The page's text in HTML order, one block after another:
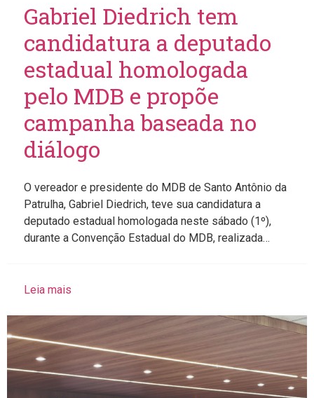
Gabriel Diedrich tem
candidatura a deputado
estadual homologada
pelo MDB e propõe
campanha baseada no
diálogo
O vereador e presidente do MDB de Santo Antônio da
Patrulha, Gabriel Diedrich, teve sua candidatura a
deputado estadual homologada neste sábado (1º),
durante a Convenção Estadual do MDB, realizada…
Leia mais